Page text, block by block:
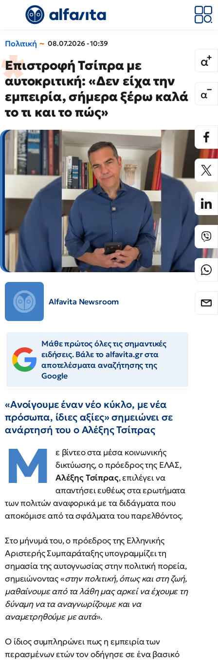
Πολιτική 08.07.2026 - 10:39
Επιστροφή Τσίπρα με
αυτοκριτική: «Δεν είχα την
εμπειρία, σήμερα ξέρω καλά
το τι και το πώς»
Alfavita Newsroom
Μάθε πρώτος όλες τις σημαντικές
ειδήσεις. Βάλε το alfavita.gr στα
αποτελέσματα αναζήτησης της
Google
«Ανοίγουμε έναν νέο κύκλο, με νέα
πρόσωπα, ίδιες αξίες» σημειώνει σε
ανάρτησή του ο Αλέξης Τσίπρας
Μ
ε βίντεο στα μέσα κοινωνικής
δικτύωσης, ο πρόεδρος της ΕΛΑΣ,
Αλέξης Τσίπρας, επιλέγει να
απαντήσει ευθέως στα ερωτήματα
των πολιτών αναφορικά με τα διδάγματα που
αποκόμισε από τα σφάλματα του παρελθόντος.
Στο μήνυμά του, ο πρόεδρος της Ελληνικής
Αριστερής Συμπαράταξης υπογραμμίζει τη
σημασία της αυτογνωσίας στην πολιτική πορεία,
σημειώνοντας «στην πολιτική, όπως και στη ζωή,
μαθαίνουμε από τα λάθη μας αρκεί να έχουμε τη
δύναμη να τα αναγνωρίζουμε και να
αναμετρηθούμε με αυτά».
Ο ίδιος συμπληρώνει πως η εμπειρία των
περασμένων ετών τον οδήγησε σε ένα βασικό